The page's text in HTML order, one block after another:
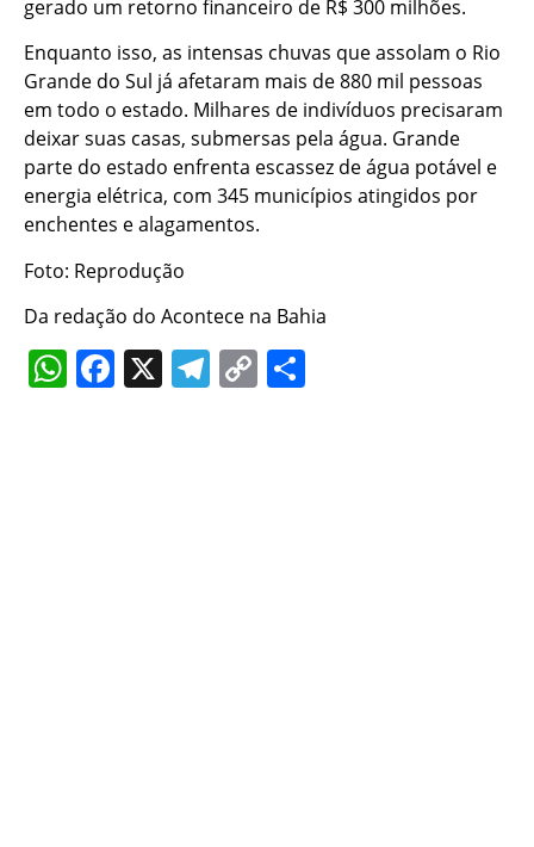
gerado um retorno financeiro de R$ 300 milhões.
Enquanto isso, as intensas chuvas que assolam o Rio
Grande do Sul já afetaram mais de 880 mil pessoas
em todo o estado. Milhares de indivíduos precisaram
deixar suas casas, submersas pela água. Grande
parte do estado enfrenta escassez de água potável e
energia elétrica, com 345 municípios atingidos por
enchentes e alagamentos.
Foto: Reprodução
Da redação do Acontece na Bahia
WhatsApp
Facebook
X Telegram
Copy